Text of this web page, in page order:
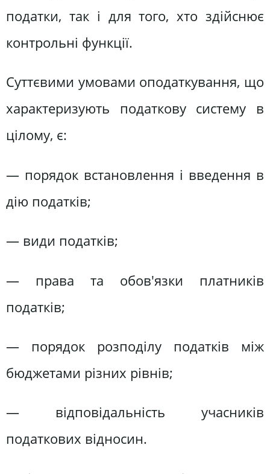
податки, так і для того, хто здійснює
контрольні функції.
Суттєвими умовами оподаткування, що
характеризують податкову систему в
цілому, є:
— порядок встановлення і введення в
дію податків;
— види податків;
— права та обов'язки платників
податків;
— порядок розподілу податків між
бюджетами різних рівнів;
— відповідальність учасників
податкових відносин.